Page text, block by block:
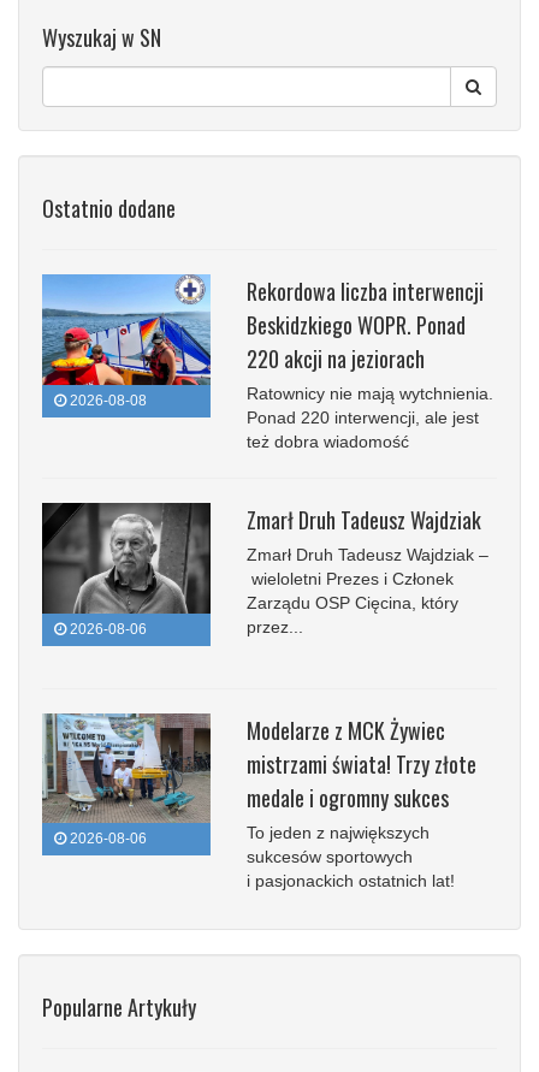
Wyszukaj w SN
Ostatnio dodane
2026-08-08
Rekordowa liczba interwencji
Beskidzkiego WOPR. Ponad
220 akcji na jeziorach
Ratownicy nie mają wytchnienia.
Ponad 220 interwencji, ale jest
też dobra wiadomość
2026-08-06
Zmarł Druh Tadeusz Wajdziak
Zmarł Druh Tadeusz Wajdziak –
wieloletni Prezes i Członek
Zarządu OSP Cięcina, który
przez...
2026-08-06
Modelarze z MCK Żywiec
mistrzami świata! Trzy złote
medale i ogromny sukces
To jeden z największych
sukcesów sportowych
i pasjonackich ostatnich lat!
Popularne Artykuły